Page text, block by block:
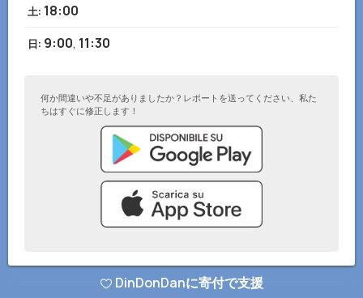
土: 18:00
日: 9:00, 11:30
何か間違いや不足がありましたか？レポートを送ってください、私た
ちはすぐに修正します！
© DinDonDanアプリ 2026– プライバシーポリシー ウェブサイトに追加
DinDonDanに寄付で支援